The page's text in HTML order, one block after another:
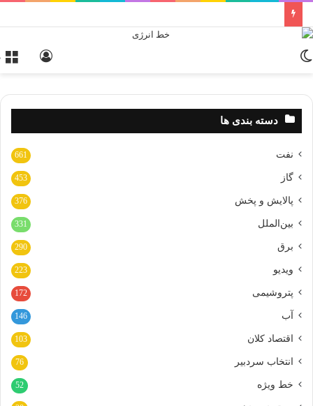
دسته بندی ها
نفت 661
گاز 453
پالایش و پخش 376
بین‌الملل 331
برق 290
ویدیو 223
پتروشیمی 172
آب 146
اقتصاد کلان 103
انتخاب سردبیر 76
خط ویژه 52